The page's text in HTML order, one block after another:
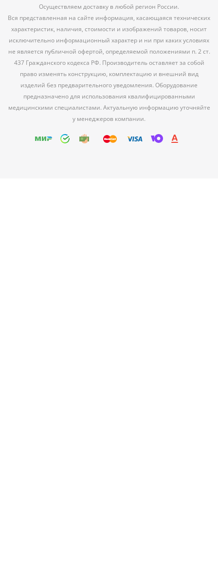
Осуществляем доставку в любой регион России.
Вся представленная на сайте информация, касающаяся технических
характеристик, наличия, стоимости и изображений товаров, носит
исключительно информационный характер и ни при каких условиях
не является публичной офертой, определяемой положениями п. 2 ст.
437 Гражданского кодекса РФ. Производитель оставляет за собой
право изменять конструкцию, комплектацию и внешний вид
изделий без предварительного уведомления. Оборудование
предназначено для использования квалифицированными
медицинскими специалистами. Актуальную информацию уточняйте
у менеджеров компании.